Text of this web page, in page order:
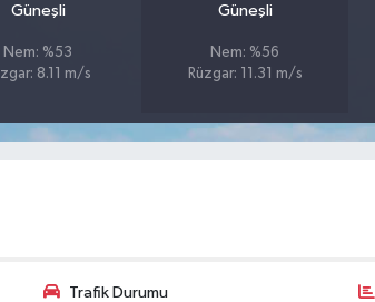
Güneşli
Nem: %53
8.11 m/s
Güneşli
Nem: %56
Rüzgar: 11.31 m/s
Trafik Durumu